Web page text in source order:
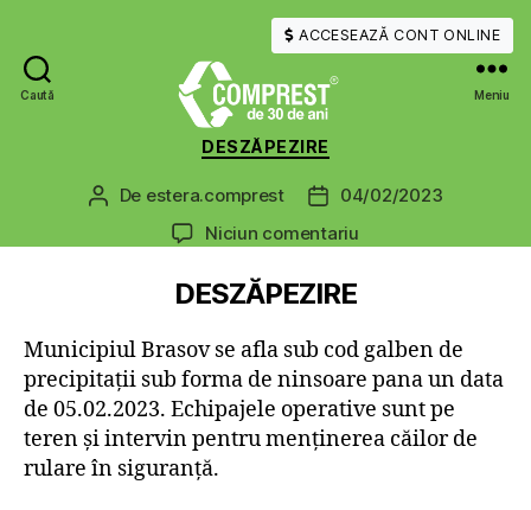
ACCESEAZĂ CONT ONLINE
Caută
COMPREST
Meniu
Categorii
DESZĂPEZIRE
Autor
De estera.comprest
Dată
articol
04/02/2023
Niciun comentariula
DESZĂPEZIRE
Municipiul Brasov se afla sub cod galben de
precipitații sub forma de ninsoare pana un data
de 05.02.2023. Echipajele operative sunt pe
teren și intervin pentru menținerea căilor de
rulare în siguranță.